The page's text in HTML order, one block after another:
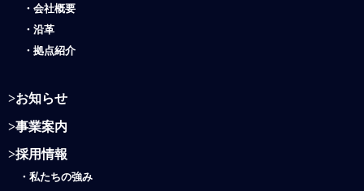
・ 会社概要
・ 沿革
・ 拠点紹介
>お知らせ
>事業案内
>採用情報
・ 私たちの強み